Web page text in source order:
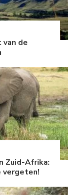
de
Zuid-Afrika:
vergeten!